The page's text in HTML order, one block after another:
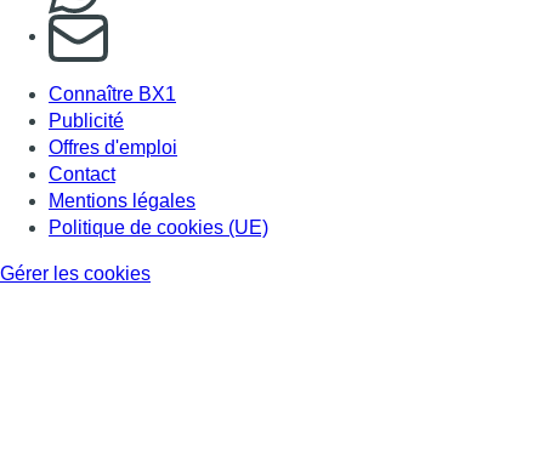
S'abonner à notre newsletter
Connaître BX1
Publicité
Offres d'emploi
Contact
Mentions légales
Politique de cookies (UE)
Gérer les cookies